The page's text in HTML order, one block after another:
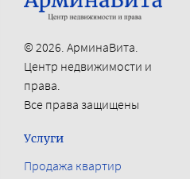
© 2026. АрминаВита.
Центр недвижимости и
права.
Все права защищены
Услуги
Продажа квартир